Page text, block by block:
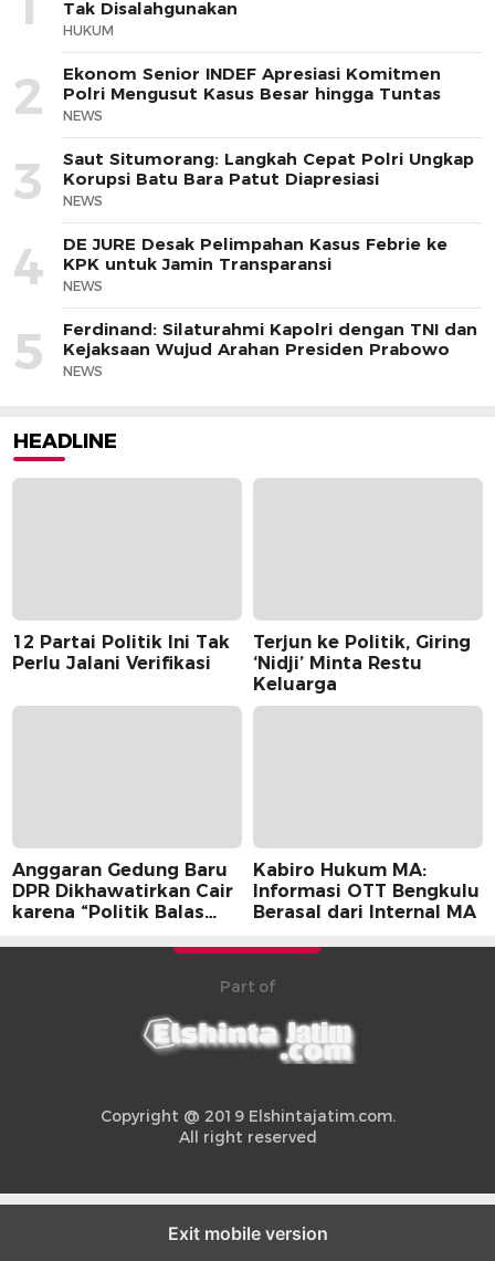
Tak Disalahgunakan
HUKUM
2
Ekonom Senior INDEF Apresiasi Komitmen
Polri Mengusut Kasus Besar hingga Tuntas
NEWS
3
Saut Situmorang: Langkah Cepat Polri Ungkap
Korupsi Batu Bara Patut Diapresiasi
NEWS
4
DE JURE Desak Pelimpahan Kasus Febrie ke
KPK untuk Jamin Transparansi
NEWS
5
Ferdinand: Silaturahmi Kapolri dengan TNI dan
Kejaksaan Wujud Arahan Presiden Prabowo
NEWS
HEADLINE
12 Partai Politik Ini Tak
Perlu Jalani Verifikasi
Terjun ke Politik, Giring
‘Nidji’ Minta Restu
Keluarga
Anggaran Gedung Baru
DPR Dikhawatirkan Cair
karena “Politik Balas
Kabiro Hukum MA:
Informasi OTT Bengkulu
Berasal dari Internal MA
Part of
Copyright @ 2019 Elshintajatim.com.
All right reserved
Exit mobile version